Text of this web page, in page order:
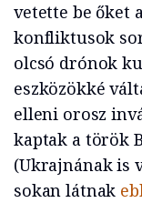
vetette be őket
konfliktusok
olcsó drónok
eszközökké
elleni orosz
kaptak a török
(Ukrajnának is
sokan látnak